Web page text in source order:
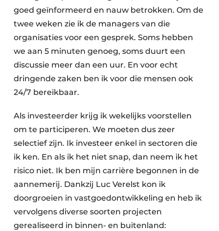
goed geïnformeerd en nauw betrokken. Om de
twee weken zie ik de managers van die
organisaties voor een gesprek. Soms hebben
we aan 5 minuten genoeg, soms duurt een
discussie meer dan een uur. En voor echt
dringende zaken ben ik voor die mensen ook
24/7 bereikbaar.
Als investeerder krijg ik wekelijks voorstellen
om te participeren. We moeten dus zeer
selectief zijn. Ik investeer enkel in sectoren die
ik ken. En als ik het niet snap, dan neem ik het
risico niet. Ik ben mijn carrière begonnen in de
aannemerij. Dankzij Luc Verelst kon ik
doorgroeien in vastgoedontwikkeling en heb ik
vervolgens diverse soorten projecten
gerealiseerd in binnen- en buitenland: